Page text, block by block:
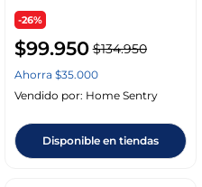
-26%
$99.950 $134.950
Ahorra $35.000
Vendido por: Home Sentry
Disponible en tiendas